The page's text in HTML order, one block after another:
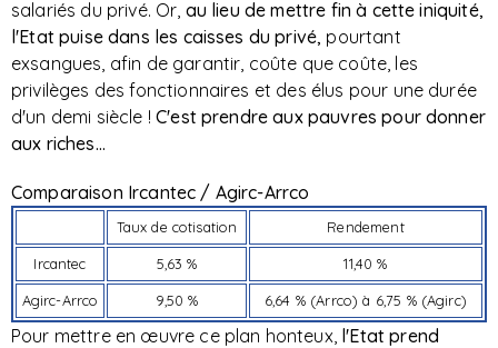
salariés du privé. Or, au lieu de mettre fin à cette iniquité,
l'Etat puise dans les caisses du privé, pourtant
exsangues, afin de garantir, coûte que coûte, les
privilèges des fonctionnaires et des élus pour une durée
d'un demi siècle !C'est prendre aux pauvres pour donner
aux riches...
Comparaison Ircantec / Agirc-Arrco
Taux de cotisation Rendement
Ircantec 5,63 % 11,40 %
Agirc-Arrco 9,50 % 6,64 % (Arrco) à 6,75 % (Agirc)
Pour mettre en œuvre ce plan honteux, l'Etat prend